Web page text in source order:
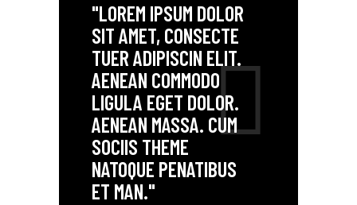
"LOREM IPSUM DOLOR
SIT AMET, CONSECTE
TUER ADIPISCIN ELIT.
AENEAN COMMODO
LIGULA EGET DOLOR.
AENEAN MASSA. CUM
SOCIIS THEME
NATOQUE PENATIBUS
ET MAN."